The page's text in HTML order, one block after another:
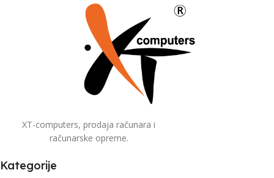
XT-computers, prodaja računara i
računarske opreme.
Kategorije